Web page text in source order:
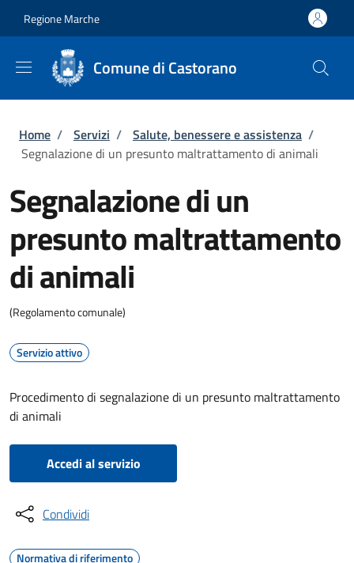
Regione Marche
Comune di Castorano
Briciole di pane
Home / Servizi / Salute, benessere e assistenza /
Segnalazione di un presunto maltrattamento di animali
Segnalazione di un
presunto maltrattamento
di animali
(Regolamento comunale)
Servizio attivo
Procedimento di segnalazione di un presunto maltrattamento
di animali
Accedi al servizio
Condividi
Normativa di riferimento